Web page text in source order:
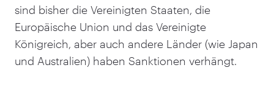
sind bisher die Vereinigten Staaten, die
Europäische Union und das Vereinigte
Königreich, aber auch andere Länder (wie Japan
und Australien) haben Sanktionen verhängt.